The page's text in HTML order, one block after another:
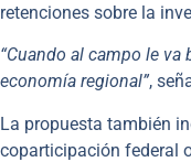
retenciones sobre la
“Cuando al campo le
economía regional”,
La propuesta también
coparticipación federal